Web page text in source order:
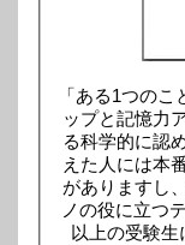
「ある1つの
ップと記憶力
る科学的に認
えた人には本
がありますし
ノの役に立つ
以上の受験